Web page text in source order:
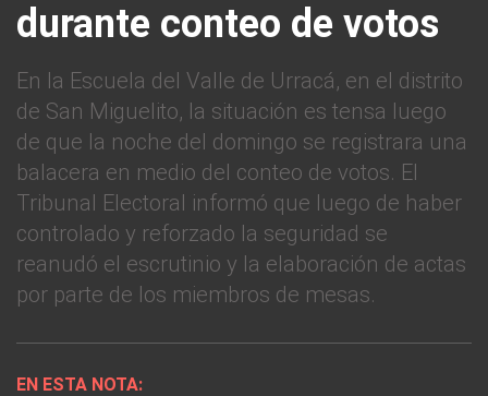
durante conteo de votos
En la Escuela del Valle de Urracá, en el distrito
de San Miguelito, la situación es tensa luego
de que la noche del domingo se registrara una
balacera en medio del conteo de votos. El
Tribunal Electoral informó que luego de haber
controlado y reforzado la seguridad se
reanudó el escrutinio y la elaboración de actas
por parte de los miembros de mesas.
EN ESTA NOTA: